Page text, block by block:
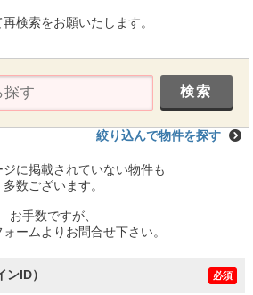
検索をお願いたします。
絞り込んで物件を探す
ジに掲載されていない物件も
多数ございます。
お手数ですが、
ームよりお問合せ下さい。
ID） 必須